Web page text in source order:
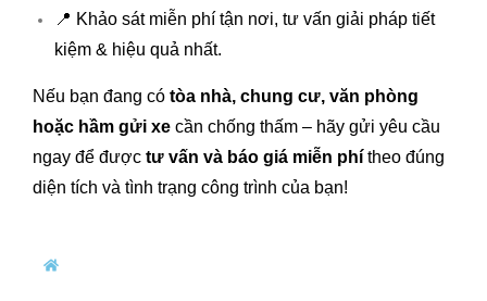
📍 Khảo sát miễn phí tận nơi, tư vấn giải pháp tiết
kiệm & hiệu quả nhất.
Nếu bạn đang có tòa nhà, chung cư, văn phòng
hoặc hầm gửi xe cần chống thấm – hãy gửi yêu cầu
ngay để được tư vấn và báo giá miễn phí theo đúng
diện tích và tình trạng công trình của bạn!